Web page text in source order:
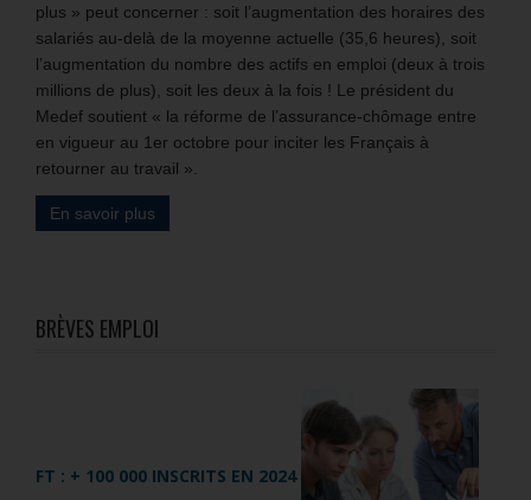
plus » peut concerner : soit l’augmentation des horaires des
salariés au-delà de la moyenne actuelle (35,6 heures), soit
l’augmentation du nombre des actifs en emploi (deux à trois
millions de plus), soit les deux à la fois ! Le président du
Medef soutient « la réforme de l’assurance-chômage entre
en vigueur au 1er octobre pour inciter les Français à
retourner au travail ».
En savoir plus
BRÈVES EMPLOI
FT : + 100 000 INSCRITS EN 2024